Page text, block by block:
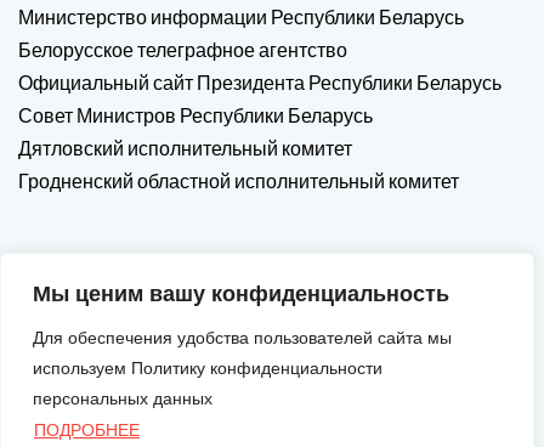
Мы ценим вашу конфиденциальность
Для обеспечения удобства пользователей сайта мы
используем Политику конфиденциальности
персональных данных
ПОДРОБНЕЕ
Министерство информации Республики Беларусь
Белорусское телеграфное агентство
Официальный сайт Президента Республики Беларусь
Совет Министров Республики Беларусь
Дятловский исполнительный комитет
Гродненский областной исполнительный комитет